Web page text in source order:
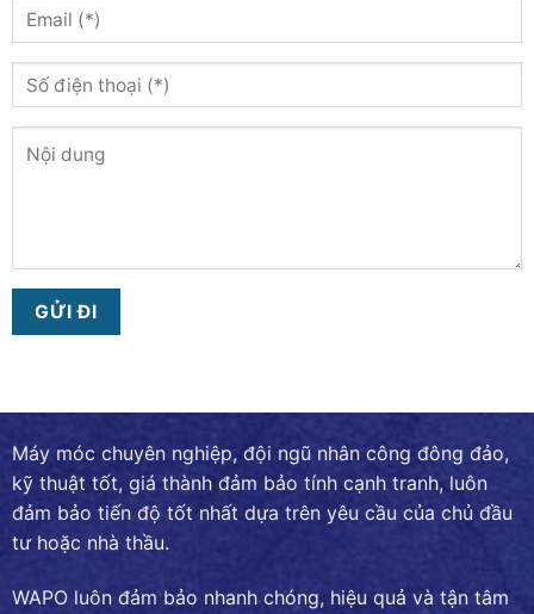
Máy móc chuyên nghiệp, đội ngũ nhân công đông đảo,
kỹ thuật tốt, giá thành đảm bảo tính cạnh tranh, luôn
đảm bảo tiến độ tốt nhất dựa trên yêu cầu của chủ đầu
tư hoặc nhà thầu.
WAPO luôn đảm bảo nhanh chóng, hiệu quả và tận tâm